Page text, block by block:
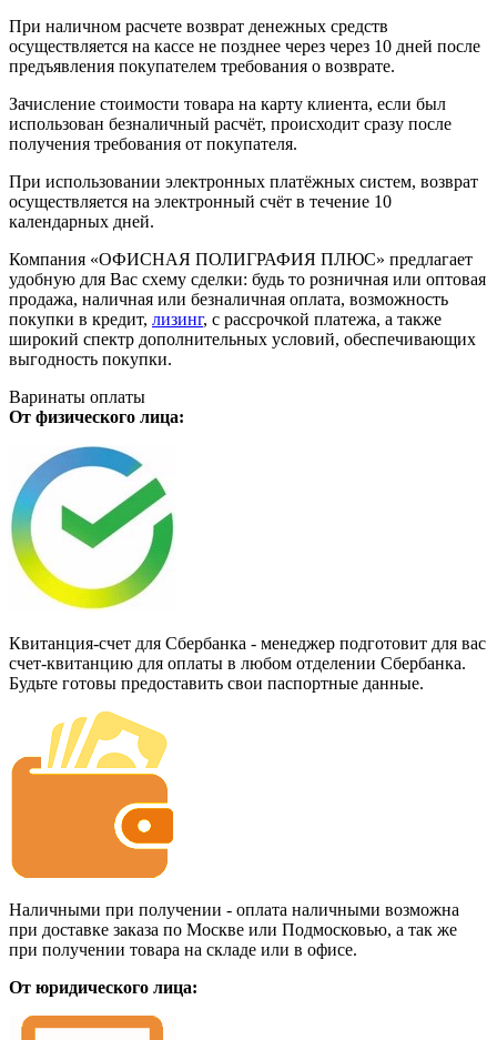
При наличном расчете возврат денежных средств
осуществляется на кассе не позднее через через 10 дней после
предъявления покупателем требования о возврате.
Зачисление стоимости товара на карту клиента, если был
использован безналичный расчёт, происходит сразу после
получения требования от покупателя.
При использовании электронных платёжных систем, возврат
осуществляется на электронный счёт в течение 10
календарных дней.
Компания «ОФИСНАЯ ПОЛИГРАФИЯ ПЛЮС» предлагает
удобную для Вас схему сделки: будь то розничная или оптовая
продажа, наличная или безналичная оплата, возможность
покупки в кредит, лизинг, с рассрочкой платежа, а также
широкий спектр дополнительных условий, обеспечивающих
выгодность покупки.
Варинаты оплаты
От физического лица:
Квитанция-счет для Сбербанка - менеджер подготовит для вас
счет-квитанцию для оплаты в любом отделении Сбербанка.
Будьте готовы предоставить свои паспортные данные.
Наличными при получении - оплата наличными возможна
при доставке заказа по Москве или Подмосковью, а так же
при получении товара на складе или в офисе.
От юридического лица: